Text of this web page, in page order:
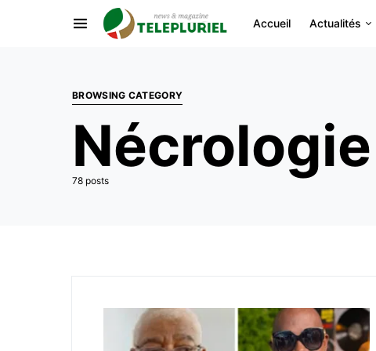
Accueil Actualités
BROWSING CATEGORY
Nécrologie
78 posts